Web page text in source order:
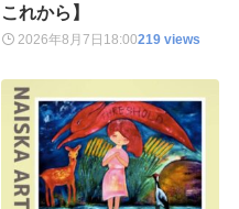
これから】
2026年8月7日 18:00219 views